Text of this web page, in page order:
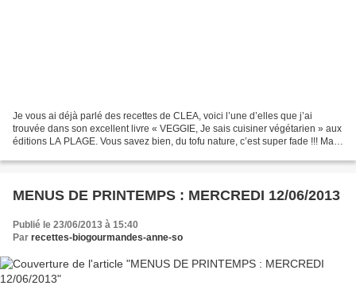
Je vous ai déjà parlé des recettes de CLEA, voici l’une d’elles que j’ai
trouvée dans son excellent livre « VEGGIE, Je sais cuisiner végétarien » aux
éditions LA PLAGE. Vous savez bien, du tofu nature, c’est super fade !!! Mais
MENUS DE PRINTEMPS : MERCREDI 12/06/2013
Publié le 23/06/2013 à 15:40
Par recettes-biogourmandes-anne-so